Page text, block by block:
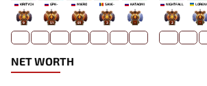
KIRITYCH
9
GPK~
51
MIERO`
81
SAVE-
3
KATAOMI`
-
NIGHTFALL
2 -
NET WORTH